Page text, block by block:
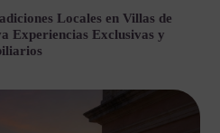
Locales en Villas de
Experiencias Exclusivas y